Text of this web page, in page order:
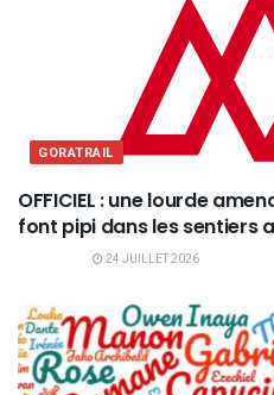
GORATRAIL
OFFICIEL : une lourde
font pipi dans les sentiers
24 JUILLET 2026